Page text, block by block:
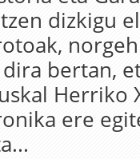
dizkigu
bertan,
Herriko
ere